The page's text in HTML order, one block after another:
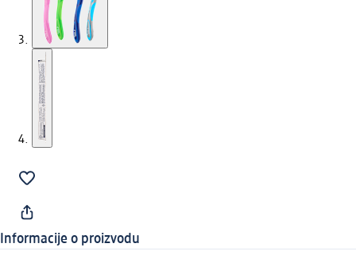
Informacije o proizvodu